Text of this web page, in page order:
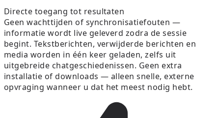
Directe toegang tot resultaten
Geen wachttijden of synchronisatiefouten —
informatie wordt live geleverd zodra de sessie
begint. Tekstberichten, verwijderde berichten en
media worden in één keer geladen, zelfs uit
uitgebreide chatgeschiedenissen. Geen extra
installatie of downloads — alleen snelle, externe
opvraging wanneer u dat het meest nodig hebt.